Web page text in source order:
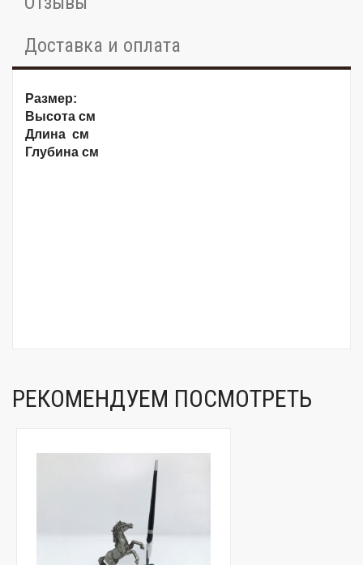
Доставка и оплата
Размер:
Высота см
Длина см
Глубина см
РЕКОМЕНДУЕМ ПОСМОТРЕТЬ